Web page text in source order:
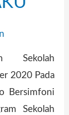
Sekolah
2020 Pada
Bersimfoni
Sekolah